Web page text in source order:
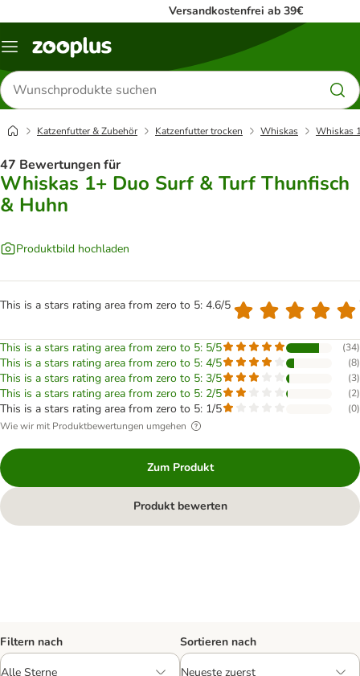
Versandkostenfrei ab 39€
Menü
Produkte
suchen
Katzenfutter & Zubehör Katzenfutter trocken Whiskas Whiskas
47 Bewertungen für
Whiskas 1+ Duo Surf & Turf Thunfisch
& Huhn
Produktbild hochladen
This is a stars rating area from zero to 5: 4.6/5
This is a stars rating area from zero to 5: 5/5 (34)
This is a stars rating area from zero to 5: 4/5 (8)
This is a stars rating area from zero to 5: 3/5 (3)
This is a stars rating area from zero to 5: 2/5 (2)
This is a stars rating area from zero to 5: 1/5 (0)
Wie wir mit Produktbewertungen umgehen
Zum Produkt
Produkt bewerten
Filtern nach Sortieren nach